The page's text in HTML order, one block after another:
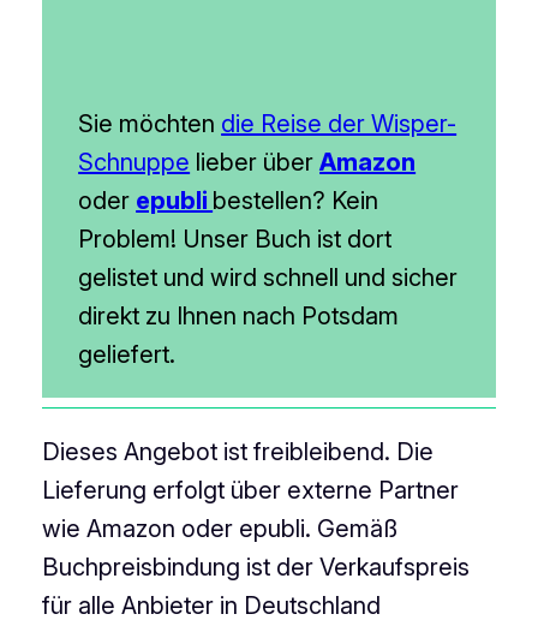
Sie möchten die Reise der Wisper-
Schnuppe lieber überAmazon
oder epubli bestellen? Kein
Problem! Unser Buch ist dort
gelistet und wird schnell und sicher
direkt zu Ihnen nach Potsdam
geliefert.
Dieses Angebot ist freibleibend. Die
Lieferung erfolgt über externe Partner
wie Amazon oder epubli. Gemäß
Buchpreisbindung ist der Verkaufspreis
für alle Anbieter in Deutschland